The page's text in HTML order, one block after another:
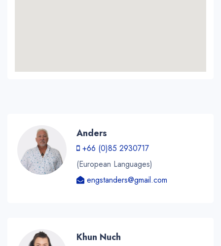
Anders
+66 (0)85 2930717
(European Languages)
engstanders@gmail.com
Khun Nuch